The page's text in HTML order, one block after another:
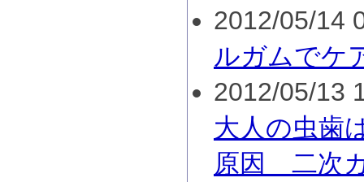
2012/05/14
ルガムでケ
2012/05/13
大人の虫歯
原因 二次